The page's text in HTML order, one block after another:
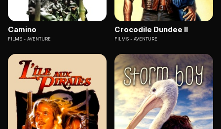
Camino
FILMS AVENTURE
Crocodile Dundee II
FILMS AVENTURE